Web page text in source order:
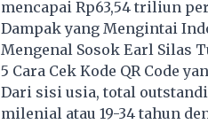
mencapai Rp63,54 triliun
Dampak yang Mengintai
Mengenal Sosok Earl Silas
5 Cara Cek Kode QR Code
Dari sisi usia, total
milenial atau 19-34 tahun